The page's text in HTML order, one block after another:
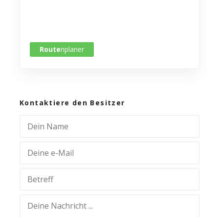
Routenplaner
Kontaktiere den Besitzer